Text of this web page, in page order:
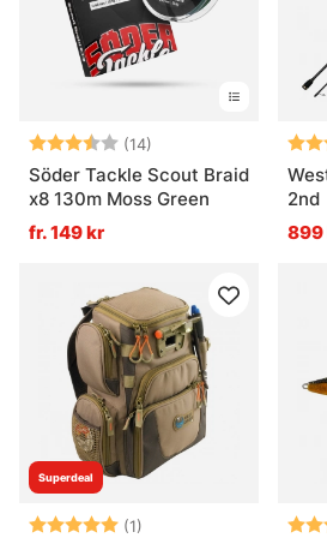
Betyg: (14)
3.9 utav 5 stjärnor
Söder Tackle Scout Braid
x8 130m Moss Green
fr. 149 kr
2nd
899
Superdeal
Betyg: (1)
5.0 utav 5 stjärnor